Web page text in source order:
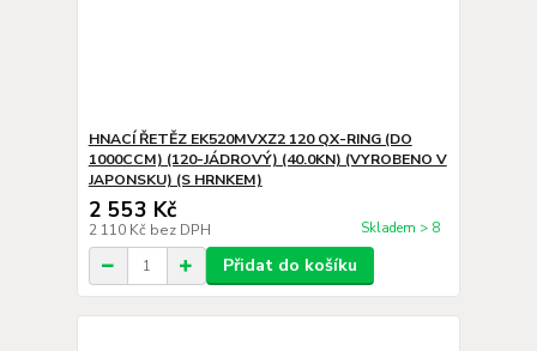
HNACÍ ŘETĚZ EK520MVXZ2 120 QX-RING (DO
1000CCM) (120-JÁDROVÝ) (40.0KN) (VYROBENO V
JAPONSKU) (S HRNKEM)
2 553 Kč
2 110 Kč bez DPH Skladem > 8
Přidat do košíku